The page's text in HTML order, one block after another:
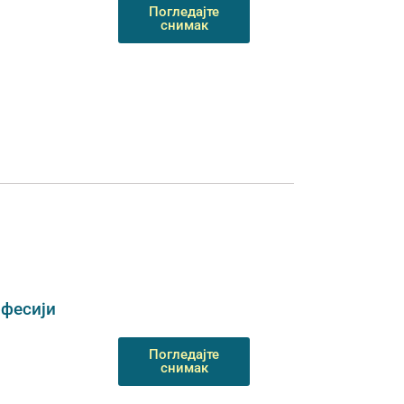
Погледајте
снимак
Погледајте
снимак